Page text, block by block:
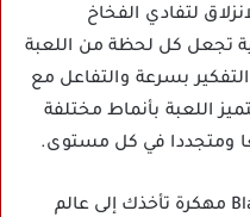
لتفادي الفخاخ
تجعل كل لحظة من اللعبة
بسرعة والتفاعل مع
اللعبة بأنماط مختلفة
ومتجددا في كل مستوى.
Blades Of Brim مهكرة تأخذك إلى عالم